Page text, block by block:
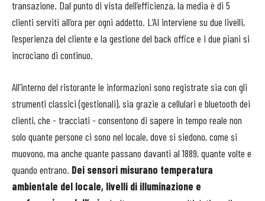
transazione. Dal punto di vista dell’efficienza, la media è di 5
clienti serviti all’ora per ogni addetto. L’AI interviene su due livelli,
l’esperienza del cliente e la gestione del back office e i due piani si
incrociano di continuo.
All’interno del ristorante le informazioni sono registrate sia con gli
strumenti classici (gestionali), sia grazie a cellulari e bluetooth dei
clienti, che - tracciati - consentono di sapere in tempo reale non
solo quante persone ci sono nel locale, dove si siedono, come si
muovono, ma anche quante passano davanti al 1889, quante volte e
quando entrano. Dei sensori misurano temperatura
ambientale del locale, livelli di illuminazione e